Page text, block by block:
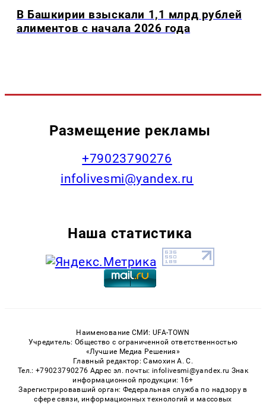
В Башкирии взыскали 1,1 млрд рублей
алиментов с начала 2026 года
Размещение рекламы
+79023790276
infolivesmi@yandex.ru
Наша статистика
Наименование СМИ: UFA-TOWN
Учредитель: Общество с ограниченной ответственностью
«Лучшие Медиа Решения»
Главный редактор: Самохин А. С.
Тел.: +79023790276 Адрес эл. почты: infolivesmi@yandex.ru Знак
информационной продукции: 16+
Зарегистрировавший орган: Федеральная служба по надзору в
сфере связи, информационных технологий и массовых